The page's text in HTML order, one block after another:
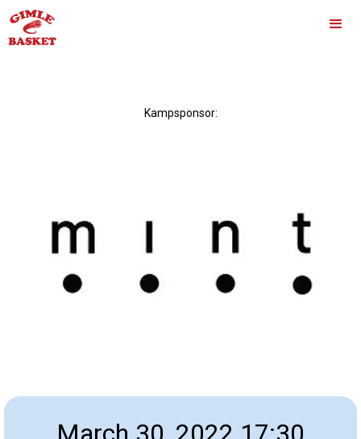
Kampsponsor: